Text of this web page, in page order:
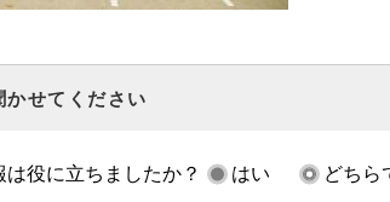
せてください
役に立ちましたか？ はい どちら